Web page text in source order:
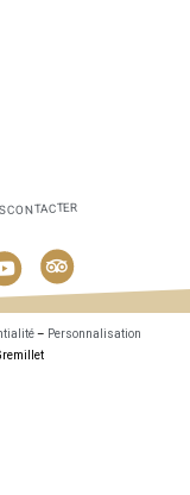
CONTACTER
– Personnalisation